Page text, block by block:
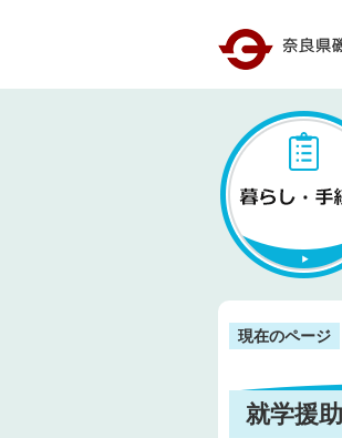
現在のページ
就学援